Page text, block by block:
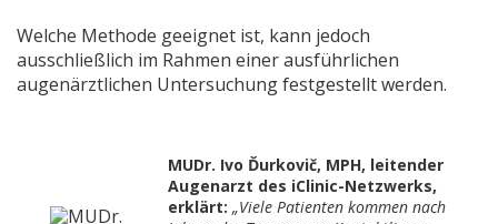
Welche Methode geeignet ist, kann jedoch
ausschließlich im Rahmen einer ausführlichen
augenärztlichen Untersuchung festgestellt werden.
MUDr. Ivo Ďurkovič, MPH, leitender
Augenarzt des iClinic-Netzwerks,
erklärt: „Viele Patienten kommen nach